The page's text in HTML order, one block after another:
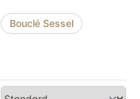
Bouclé Sessel